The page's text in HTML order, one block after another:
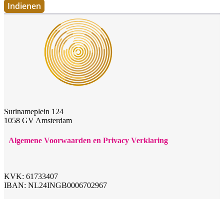
Indienen
Surinameplein 124
1058 GV Amsterdam
Algemene Voorwaarden en Privacy Verklaring
KVK: 61733407
IBAN: NL24INGB0006702967